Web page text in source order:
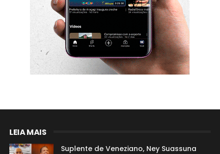
LEIA MAIS
Suplente de Veneziano, Ney Suassuna